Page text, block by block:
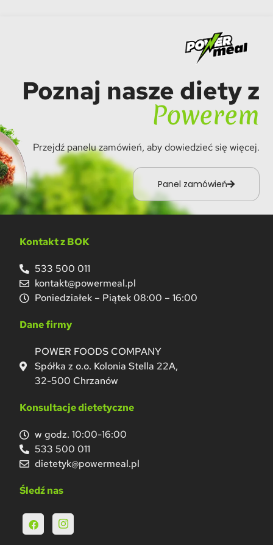
Poznaj nasze diety z
Powerem
Przejdź panelu zamówień, aby dowiedzieć się więcej.
Panel zamówień
Kontakt z BOK
533 500 011
kontakt@powermeal.pl
Poniedziałek – Piątek 08:00 – 16:00
Dane firmy
POWER FOODS COMPANY
Spółka z o.o. Kolonia Stella 22A,
32-500 Chrzanów
Konsultacje dietetyczne
w godz. 10:00-16:00
533 500 011
dietetyk@powermeal.pl
Śledź nas